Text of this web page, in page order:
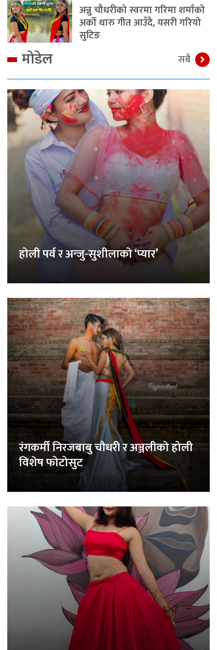
अन्नु चौधरीको स्वरमा गरिमा शर्माको
अर्को थारु गीत आउँदै, यसरी गरियो
सुटिङ
मोडेल सबै
होली पर्व र अन्जु-सुशीलाको ‘प्यार’
रंगकर्मी निरजबाबु चौधरी र अञ्जलीको होली
विशेष फोटोसुट